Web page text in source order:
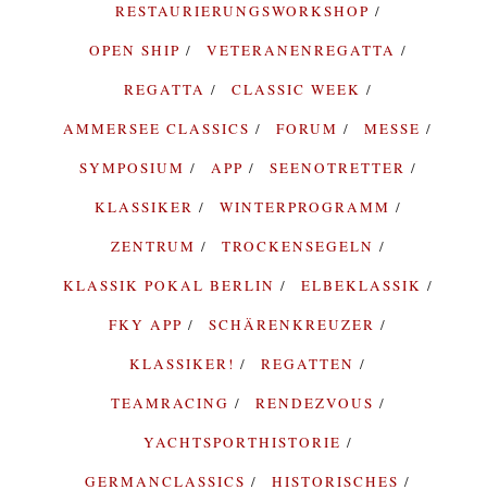
RESTAURIERUNGSWORKSHOP
OPEN SHIP
VETERANENREGATTA
REGATTA
CLASSIC WEEK
AMMERSEE CLASSICS
FORUM
MESSE
SYMPOSIUM
APP
SEENOTRETTER
KLASSIKER
WINTERPROGRAMM
ZENTRUM
TROCKENSEGELN
KLASSIK POKAL BERLIN
ELBEKLASSIK
FKY APP
SCHÄRENKREUZER
KLASSIKER!
REGATTEN
TEAMRACING
RENDEZVOUS
YACHTSPORTHISTORIE
GERMANCLASSICS
HISTORISCHES